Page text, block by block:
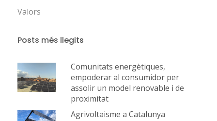
Valors
Posts més llegits
Comunitats energètiques,
empoderar al consumidor per
assolir un model renovable i de
proximitat
Agrivoltaisme a Catalunya